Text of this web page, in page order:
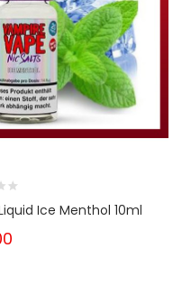
Ice Menthol 10ml